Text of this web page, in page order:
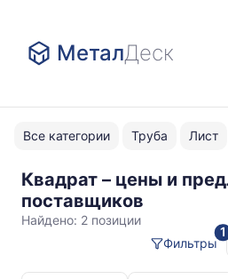
МеталДеск
Все категории Труба Лист
Квадрат – цены и
поставщиков
Найдено: 2 позиции
1
Фильтры